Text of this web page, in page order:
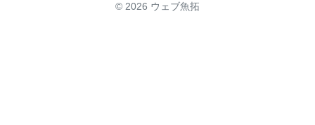
© 2026 ウェブ魚拓